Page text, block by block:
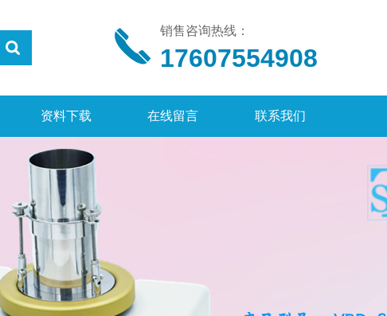
销售咨询热线：
17607554908
资料下载 在线留言 联系我们